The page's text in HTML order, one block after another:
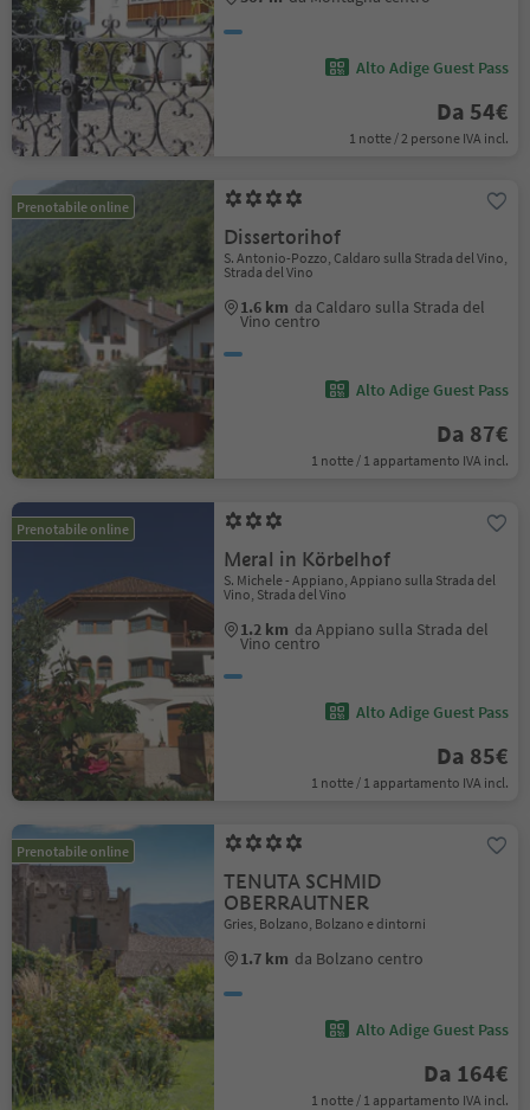
Alto Adige Guest Pass
Da 54€
1 notte / 2 persone IVA incl.
Prenotabile online
Dissertorihof
S. Antonio-Pozzo, Caldaro sulla Strada del Vino,
Strada del Vino
1.6 km da Caldaro sulla Strada del
Vino centro
Alto Adige Guest Pass
Da 87€
1 notte / 1 appartamento IVA incl.
Prenotabile online
Meral in Körbelhof
S. Michele - Appiano, Appiano sulla Strada del
Vino, Strada del Vino
1.2 km da Appiano sulla Strada del
Vino centro
Alto Adige Guest Pass
Da 85€
1 notte / 1 appartamento IVA incl.
Prenotabile online
TENUTA SCHMID
OBERRAUTNER
Gries, Bolzano, Bolzano e dintorni
1.7 km da Bolzano centro
Alto Adige Guest Pass
Da 164€
1 notte / 1 appartamento IVA incl.